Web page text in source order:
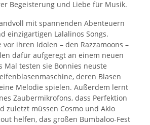
Begeisterung und Liebe für Musik.
mit spannenden Abenteuern
einzigartigen Lalalinos Songs.
ihren Idolen – den Razzamoons –
dafür aufgeregt an einem neuen
Mal testen sie Bonnies neuste
deren Blasen
Melodie spielen. Außerdem lernt
Zaubermikrofons, dass Perfektion
zuletzt müssen Cosmo und Akio
helfen, das großen Bumbaloo-Fest